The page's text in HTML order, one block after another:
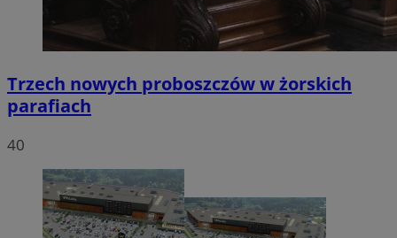
Trzech nowych proboszczów w żorskich
parafiach
40